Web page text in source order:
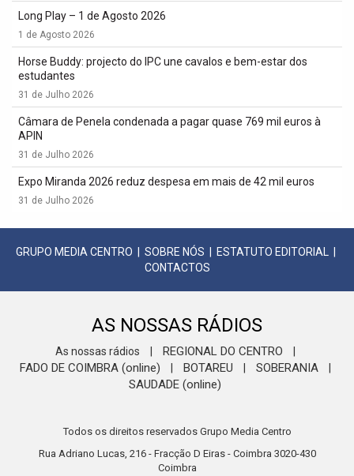
Long Play – 1 de Agosto 2026
1 de Agosto 2026
Horse Buddy: projecto do IPC une cavalos e bem-estar dos
estudantes
31 de Julho 2026
Câmara de Penela condenada a pagar quase 769 mil euros à
APIN
31 de Julho 2026
Expo Miranda 2026 reduz despesa em mais de 42 mil euros
31 de Julho 2026
GRUPO MEDIA CENTRO SOBRE NÓS ESTATUTO EDITORIAL
CONTACTOS
AS NOSSAS RÁDIOS
As nossas rádios REGIONAL DO CENTRO
FADO DE COIMBRA (online) BOTAREU SOBERANIA
SAUDADE (online)
Todos os direitos reservados Grupo Media Centro
Rua Adriano Lucas, 216 - Fracção D Eiras - Coimbra 3020-430
Coimbra